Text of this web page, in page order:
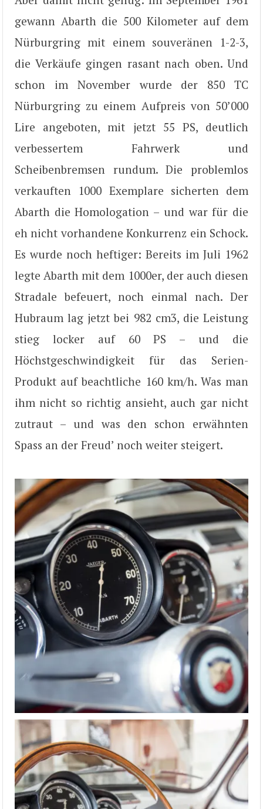
gewann Abarth die 500 Kilometer auf dem
Nürburgring mit einem souveränen 1-2-3,
die Verkäufe gingen rasant nach oben. Und
schon im November wurde der 850 TC
Nürburgring zu einem Aufpreis von 50’000
Lire angeboten, mit jetzt 55 PS, deutlich
verbessertem Fahrwerk und
Scheibenbremsen rundum. Die problemlos
verkauften 1000 Exemplare sicherten dem
Abarth die Homologation – und war für die
eh nicht vorhandene Konkurrenz ein Schock.
Es wurde noch heftiger: Bereits im Juli 1962
legte Abarth mit dem 1000er, der auch diesen
Stradale befeuert, noch einmal nach. Der
Hubraum lag jetzt bei 982 cm3, die Leistung
stieg locker auf 60 PS – und die
Höchstgeschwindigkeit für das Serien-
Produkt auf beachtliche 160 km/h. Was man
ihm nicht so richtig ansieht, auch gar nicht
zutraut – und was den schon erwähnten
Spass an der Freud’ noch weiter steigert.